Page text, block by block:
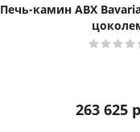
Печь-камин ABX
263 625